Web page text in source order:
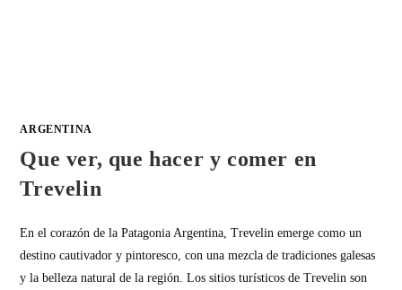
ARGENTINA
Que ver, que hacer y comer en
Trevelin
En el corazón de la Patagonia Argentina, Trevelin emerge como un
destino cautivador y pintoresco, con una mezcla de tradiciones galesas
y la belleza natural de la región. Los sitios turísticos de Trevelin son